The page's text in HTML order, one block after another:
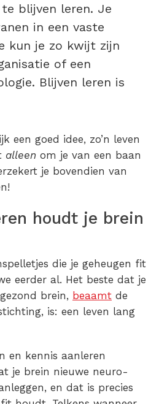
blijven leren. Je
in een vaste
kun je zo kwijt zijn
of een
Blijven leren is
een goed idee, zo’n leven
alleen om je van een baan
je bovendien van
houdt je brein
die je geheugen fit
eerder al. Het beste dat je
brein, beaamt de
is: een leven lang
en kennis aanleren
je brein nieuwe neuro-
en dat is precies